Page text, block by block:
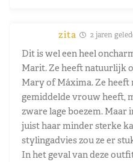
zita 2 jaren
Dit is wel een heel
Marit. Ze heeft natuurlijk
Mary of Máxima. Ze heeft
gemiddelde vrouw heeft,
zware lage boezem.
juist haar minder sterke
stylingadvies zou ze er
In het geval van deze